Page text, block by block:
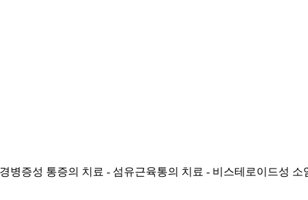
증성 통증의 치료 - 섬유근육통의 치료 - 비스테로이드성